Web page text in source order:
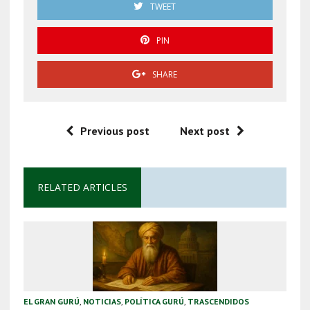
TWEET
PIN
SHARE
Previous post Next post
RELATED ARTICLES
EL GRAN GURÚ NOTICIAS, POLÍTICA GURÚ TRASCENDIDOS